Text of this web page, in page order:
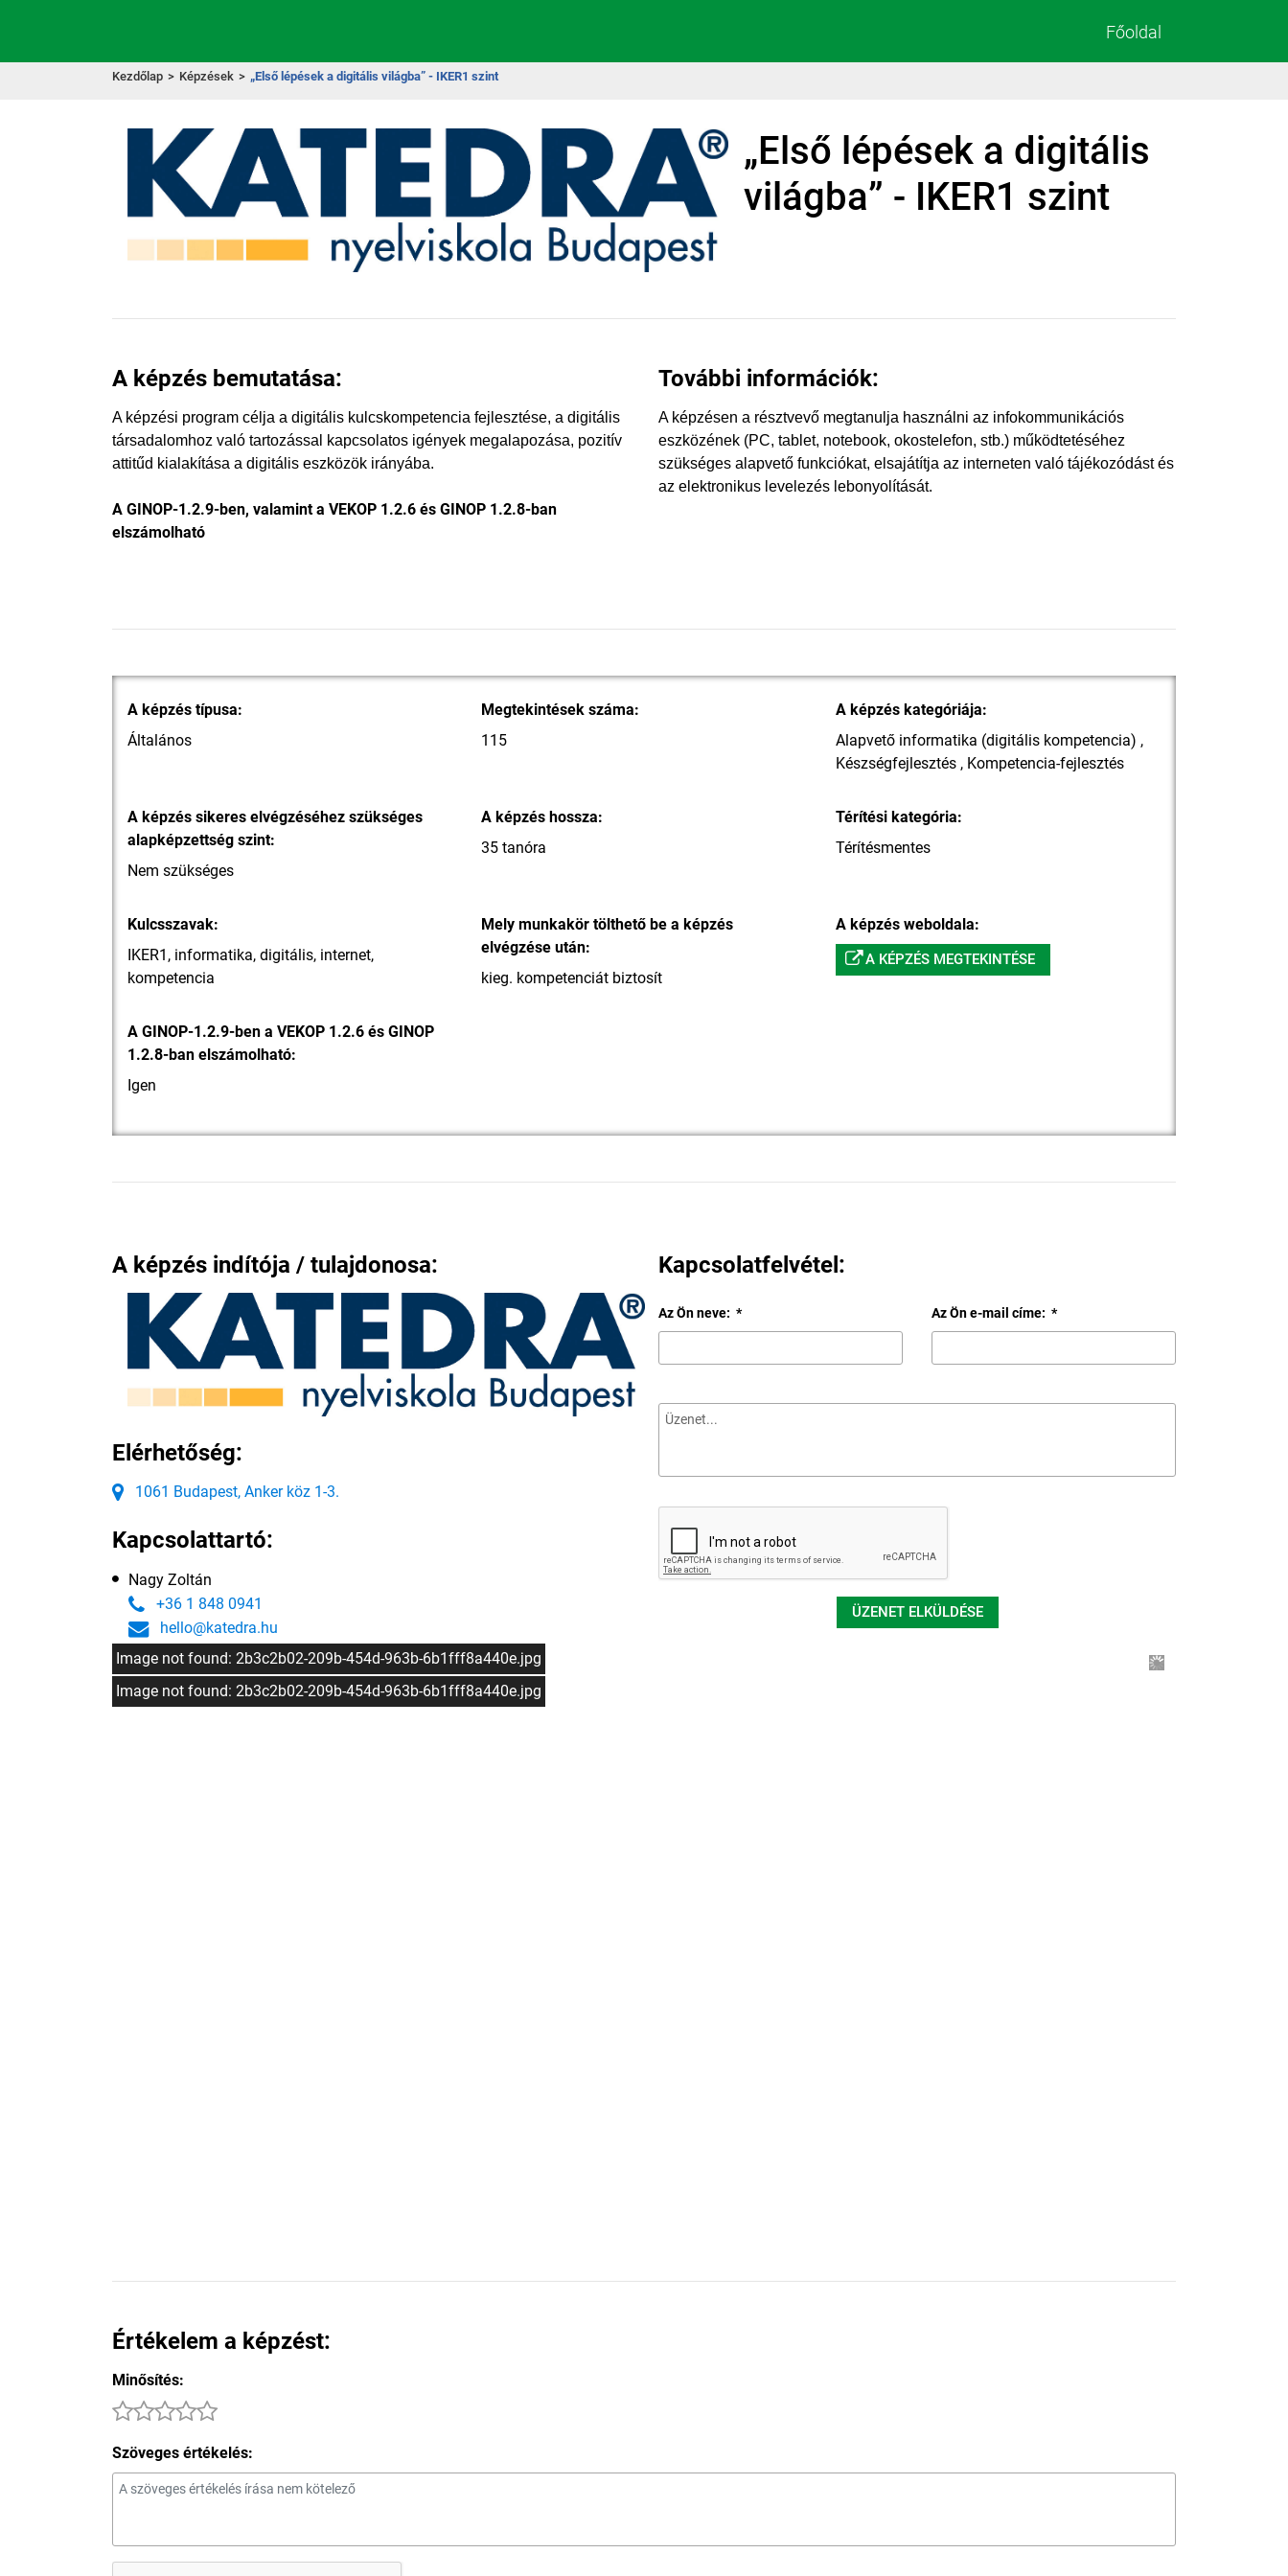
Főoldal
Kezdőlap > Képzések > „Első lépések a digitális világba” - IKER1 szint
„Első lépések a digitális
világba” - IKER1 szint
A képzés bemutatása:
A képzési program célja a digitális kulcskompetencia fejlesztése, a digitális
társadalomhoz való tartozással kapcsolatos igények megalapozása, pozitív
attitűd kialakítása a digitális eszközök irányába.
A GINOP-1.2.9-ben, valamint a VEKOP 1.2.6 és GINOP 1.2.8-ban
elszámolható
További információk:
A képzésen a résztvevő megtanulja használni az infokommunikációs
eszközének (PC, tablet, notebook, okostelefon, stb.) működtetéséhez
szükséges alapvető funkciókat, elsajátítja az interneten való tájékozódást és
az elektronikus levelezés lebonyolítását.
A képzés típusa:
Általános
Megtekintések száma:
115
A képzés kategóriája:
Alapvető informatika (digitális kompetencia) ,
Készségfejlesztés , Kompetencia-fejlesztés
A képzés sikeres elvégzéséhez szükséges
alapképzettség szint:
Nem szükséges
A képzés hossza:
35 tanóra
Térítési kategória:
Térítésmentes
Kulcsszavak:
IKER1, informatika, digitális, internet,
kompetencia
Mely munkakör tölthető be a képzés
elvégzése után:
kieg. kompetenciát biztosít
A képzés weboldala:
A KÉPZÉS MEGTEKINTÉSE
A GINOP-1.2.9-ben a VEKOP 1.2.6 és GINOP
1.2.8-ban elszámolható:
Igen
A képzés indítója / tulajdonosa:
Elérhetőség:
1061 Budapest, Anker köz 1-3.
Kapcsolattartó:
Nagy Zoltán
+36 1 848 0941
hello@katedra.hu
Kapcsolatfelvétel:
Az Ön neve: * Az Ön e-mail címe: *
ÜZENET ELKÜLDÉSE
Image not found: 2b3c2b02-209b-454d-963b-6b1fff8a440e.jpg
Image not found: 2b3c2b02-209b-454d-963b-6b1fff8a440e.jpg
Értékelem a képzést:
Minősítés:
Szöveges értékelés: